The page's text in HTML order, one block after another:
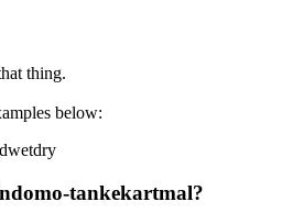
thing.
below:
wetdry
tankekartmal?